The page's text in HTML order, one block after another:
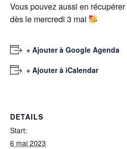
Vous pouvez aussi en
dès le mercredi 3 mai
+ Ajouter à Google Agenda
+ Ajouter à iCalendar
DETAILS
Start:
6 mai 2023